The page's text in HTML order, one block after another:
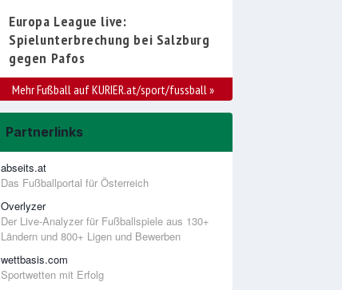
Europa League live:
Spielunterbrechung bei Salzburg
gegen Pafos
Mehr Fußball auf KURIER.at/sport/fussball »
Partnerlinks
abseits.at
Das Fußballportal für Österreich
Overlyzer
Der Live-Analyzer für Fußballspiele aus 130+
Ländern und 800+ Ligen und Bewerben
wettbasis.com
Sportwetten mit Erfolg